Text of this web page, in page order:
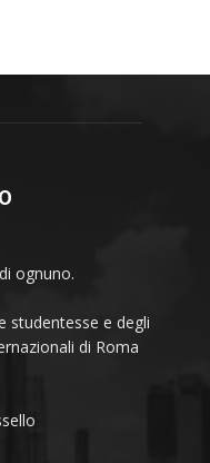
ognuno.
studentesse e degli
di Roma